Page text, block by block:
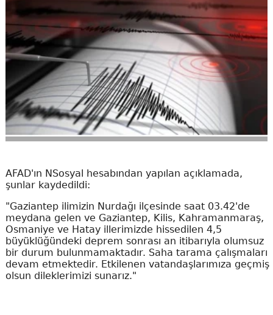
AFAD'ın NSosyal hesabından yapılan açıklamada,
şunlar kaydedildi:
"Gaziantep ilimizin Nurdağı ilçesinde saat 03.42'de
meydana gelen ve Gaziantep, Kilis, Kahramanmaraş,
Osmaniye ve Hatay illerimizde hissedilen 4,5
büyüklüğündeki deprem sonrası an itibarıyla olumsuz
bir durum bulunmamaktadır. Saha tarama çalışmaları
devam etmektedir. Etkilenen vatandaşlarımıza geçmiş
olsun dileklerimizi sunarız."